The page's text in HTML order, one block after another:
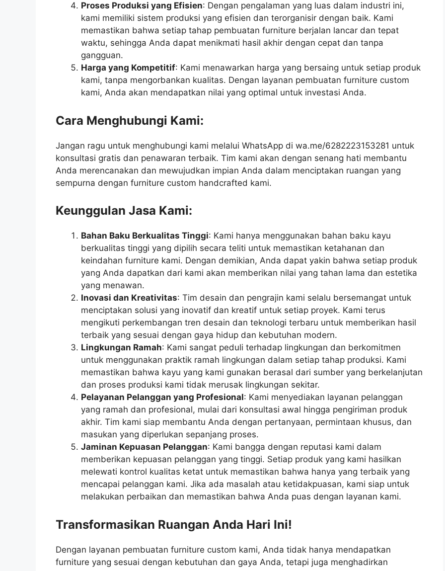
Proses Produksi yang Efisien: Dengan pengalaman yang luas dalam industri ini,
kami memiliki sistem produksi yang efisien dan terorganisir dengan baik. Kami
memastikan bahwa setiap tahap pembuatan furniture berjalan lancar dan tepat
waktu, sehingga Anda dapat menikmati hasil akhir dengan cepat dan tanpa
gangguan.
Harga yang Kompetitif: Kami menawarkan harga yang bersaing untuk setiap produk
kami, tanpa mengorbankan kualitas. Dengan layanan pembuatan furniture custom
kami, Anda akan mendapatkan nilai yang optimal untuk investasi Anda.
Cara Menghubungi Kami:
Jangan ragu untuk menghubungi kami melalui WhatsApp di wa.me/6282223153281 untuk
konsultasi gratis dan penawaran terbaik. Tim kami akan dengan senang hati membantu
Anda merencanakan dan mewujudkan impian Anda dalam menciptakan ruangan yang
sempurna dengan furniture custom handcrafted kami.
Keunggulan Jasa Kami:
Bahan Baku Berkualitas Tinggi: Kami hanya menggunakan bahan baku kayu
berkualitas tinggi yang dipilih secara teliti untuk memastikan ketahanan dan
keindahan furniture kami. Dengan demikian, Anda dapat yakin bahwa setiap produk
yang Anda dapatkan dari kami akan memberikan nilai yang tahan lama dan estetika
yang menawan.
Inovasi dan Kreativitas: Tim desain dan pengrajin kami selalu bersemangat untuk
menciptakan solusi yang inovatif dan kreatif untuk setiap proyek. Kami terus
mengikuti perkembangan tren desain dan teknologi terbaru untuk memberikan hasil
terbaik yang sesuai dengan gaya hidup dan kebutuhan modern.
Lingkungan Ramah: Kami sangat peduli terhadap lingkungan dan berkomitmen
untuk menggunakan praktik ramah lingkungan dalam setiap tahap produksi. Kami
memastikan bahwa kayu yang kami gunakan berasal dari sumber yang berkelanjutan
dan proses produksi kami tidak merusak lingkungan sekitar.
Pelayanan Pelanggan yang Profesional: Kami menyediakan layanan pelanggan
yang ramah dan profesional, mulai dari konsultasi awal hingga pengiriman produk
akhir. Tim kami siap membantu Anda dengan pertanyaan, permintaan khusus, dan
masukan yang diperlukan sepanjang proses.
Jaminan Kepuasan Pelanggan: Kami bangga dengan reputasi kami dalam
memberikan kepuasan pelanggan yang tinggi. Setiap produk yang kami hasilkan
melewati kontrol kualitas ketat untuk memastikan bahwa hanya yang terbaik yang
mencapai pelanggan kami. Jika ada masalah atau ketidakpuasan, kami siap untuk
melakukan perbaikan dan memastikan bahwa Anda puas dengan layanan kami.
Transformasikan Ruangan Anda Hari Ini!
Dengan layanan pembuatan furniture custom kami, Anda tidak hanya mendapatkan
furniture yang sesuai dengan kebutuhan dan gaya Anda, tetapi juga menghadirkan